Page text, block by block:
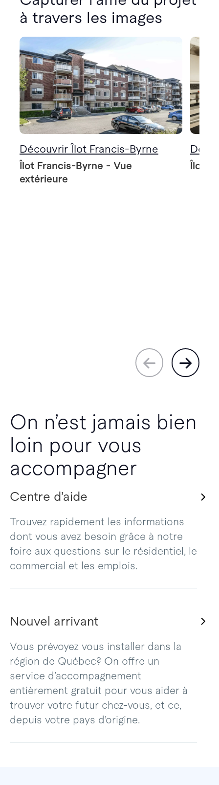
à travers les images
Découvrir Îlot Francis-Byrne
Îlot Francis-Byrne - Vue
extérieure
Îlot
On n’est jamais bien
loin pour vous
accompagner
Centre d’aide
Trouvez rapidement les informations
dont vous avez besoin grâce à notre
foire aux questions sur le résidentiel, le
commercial et les emplois.
Nouvel arrivant
Vous prévoyez vous installer dans la
région de Québec? On offre un
service d’accompagnement
entièrement gratuit pour vous aider à
trouver votre futur chez-vous, et ce,
depuis votre pays d’origine.